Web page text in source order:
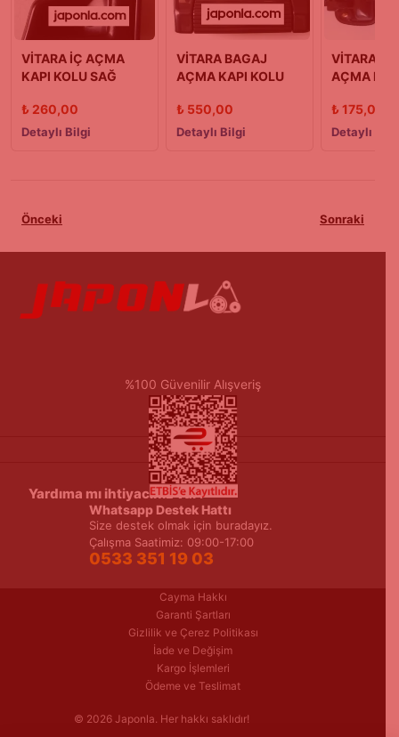
VİTARA İÇ AÇMA
KAPI KOLU SAĞ
₺ 260,00
Detaylı Bilgi
VİTARA BAGAJ
AÇMA KAPI KOLU
₺ 550,00
Detaylı Bilgi
VİTARA
AÇMA
₺ 175,00
Detaylı
Önceki Sonraki
%100 Güvenilir Alışveriş
Yardıma mı ihtiyacınız var?
Whatsapp Destek Hattı
Size destek olmak için buradayız.
Çalışma Saatimiz: 09:00-17:00
0533 351 19 03
© 2026 Japonla. Her hakkı saklıdır!
Cayma Hakkı
Garanti Şartları
Gizlilik ve Çerez Politikası
İade ve Değişim
Kargo İşlemleri
Ödeme ve Teslimat